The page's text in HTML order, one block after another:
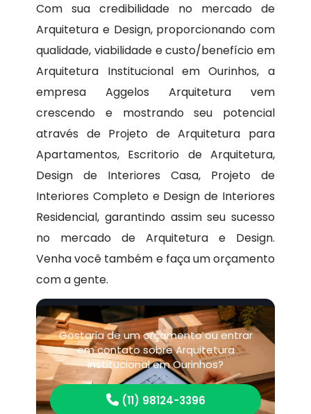
Com sua credibilidade no mercado de
Arquitetura e Design, proporcionando com
qualidade, viabilidade e custo/benefício em
Arquitetura Institucional em Ourinhos, a
empresa Aggelos Arquitetura vem
crescendo e mostrando seu potencial
através de Projeto de Arquitetura para
Apartamentos, Escritorio de Arquitetura,
Design de Interiores Casa, Projeto de
Interiores Completo e Design de Interiores
Residencial, garantindo assim seu sucesso
no mercado de Arquitetura e Design.
Venha você também e faça um orçamento
com a gente.
Gostaria de um orçamento ou entrar
em contato sobre Arquitetura
Institucional em Ourinhos?
(11) 98124-3396